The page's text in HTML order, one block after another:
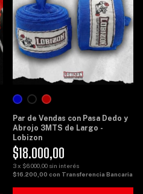
Par de Vendas con Pasa Dedo y
Abrojo 3MTS de Largo -
Lobizon
$18.000,00
3x $6.000,00 sin interés
$16.200,00 con Transferencia Bancaria